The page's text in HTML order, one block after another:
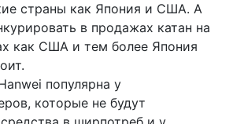
страны как Япония и США. А
в продажах катан на
как США и тем более Япония
популярна у
которые не будут